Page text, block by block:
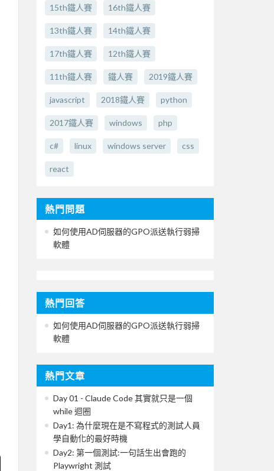
15th鐵人賽 16th鐵人賽
13th鐵人賽 14th鐵人賽
17th鐵人賽 12th鐵人賽
11th鐵人賽 鐵人賽 2019鐵人賽
javascript 2018鐵人賽 python
2017鐵人賽 windows php
c# linux windows server css
react
熱門問題
如何使用AD伺服器的GPO派送執行弱掃
軟體
熱門回答
如何使用AD伺服器的GPO派送執行弱掃
軟體
熱門文章
Day 01 - Claude Code 其實就只是一個
while 迴圈
Day1: 為什麼現在是不寫程式的測試人員
學自動化的最好時機
Day2: 第一個測試:一句話生出會跑的
Playwright 測試